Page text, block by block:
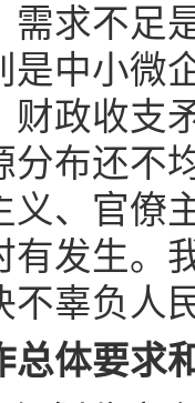
需求不足
是中小微
财政收支
分布还不
义、官僚
有发生。
不辜负人
总体要求